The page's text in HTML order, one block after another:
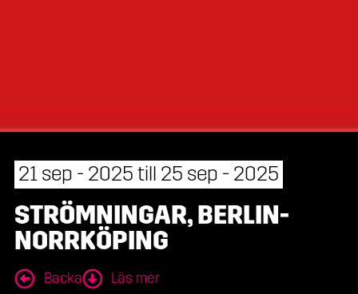
21 sep - 2025 till 25 sep - 2025
STRÖMNINGAR, BERLIN-
NORRKÖPING
Backa Läs mer